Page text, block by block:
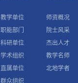
教学单位
职能部门
科研单位
学术组织
直属单位
群众组织
师资概况
院士风采
杰出人才
教学名师
北地学者